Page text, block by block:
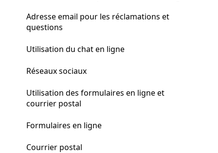
Adresse email pour les réclamations et
questions
Utilisation du chat en ligne
Réseaux sociaux
Utilisation des formulaires en ligne et
courrier postal
Formulaires en ligne
Courrier postal